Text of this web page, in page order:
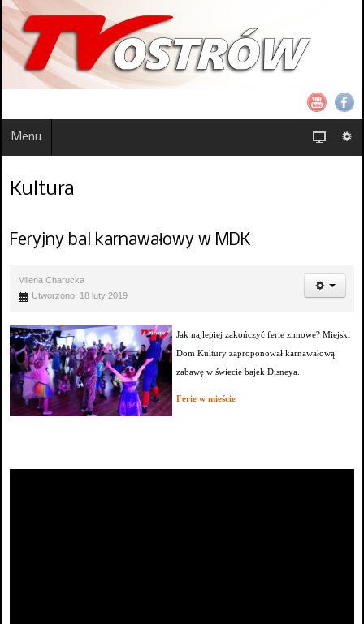
Menu
Kultura
Feryjny bal karnawałowy w MDK
Milena Charucka
Utworzono: 18 luty 2019
Jak najlepiej zakończyć ferie zimowe? Miejski
Dom Kultury zaproponował karnawałową
zabawę w świecie bajek Disneya.
Ferie w mieście